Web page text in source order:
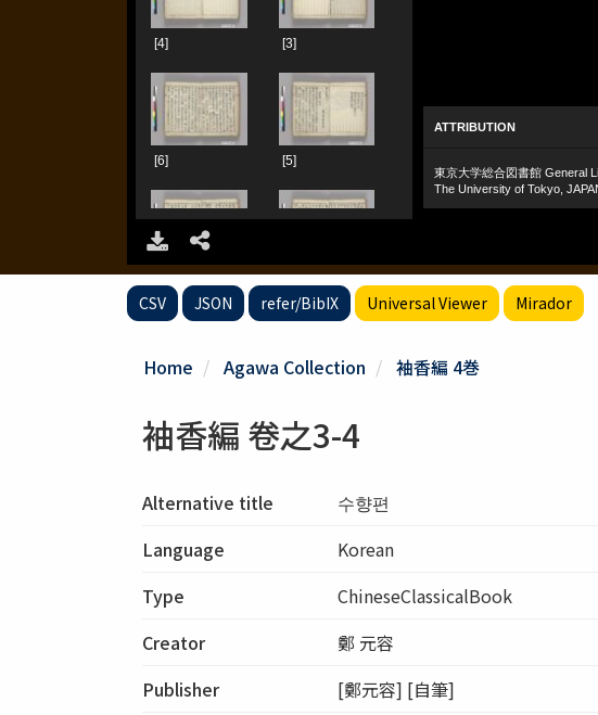
CSV JSON refer/BibIX Universal Viewer Mirador
Home Agawa Collection 袖香編 4巻
袖香編 卷之3-4
Alternative title
수향편
Language
Korean
Type
ChineseClassicalBook
Creator
鄭 元容
Publisher
[鄭元容] [自筆]